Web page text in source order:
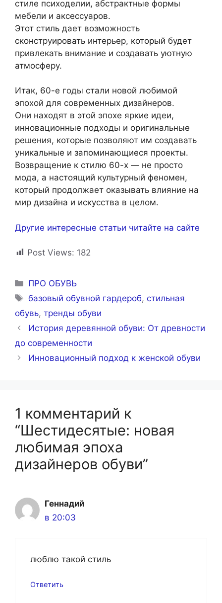
стиле психоделии, абстрактные формы
мебели и аксессуаров.
Этот стиль дает возможность
сконструировать интерьер, который будет
привлекать внимание и создавать уютную
атмосферу.
Итак, 60-е годы стали новой любимой
эпохой для современных дизайнеров.
Они находят в этой эпохе яркие идеи,
инновационные подходы и оригинальные
решения, которые позволяют им создавать
уникальные и запоминающиеся проекты.
Возвращение к стилю 60-х — не просто
мода, а настоящий культурный феномен,
который продолжает оказывать влияние на
мир дизайна и искусства в целом.
Другие интересные статьи читайте на сайте
Post Views: 182
Рубрики
ПРО ОБУВЬ
Метки
базовый обувной гардероб, стильная
обувь, тренды обуви
История деревянной обуви: От древности
до современности
Инновационный подход к женской обуви
1 комментарий к
“Шестидесятые: новая
любимая эпоха
дизайнеров обуви”
Геннадий
в 20:03
люблю такой стиль
Ответить